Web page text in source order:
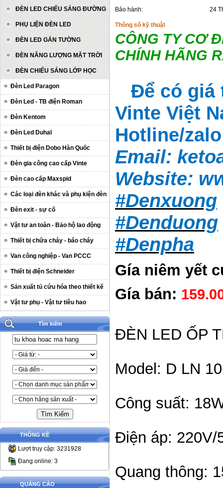
ĐÈN LED CHIẾU SÁNG ĐƯỜNG
PHỤ LIỆN ĐÈN LED
ĐÈN LED GẮN TƯỜNG
ĐÈN NĂNG LƯỢNG MẶT TRỜI
ĐÈN CHIẾU SÁNG LỚP HỌC
Đèn Led Paragon
Đèn Led - TB điện Roman
Đèn Kentom
Đèn Led Duhal
Thiết bị điện Dobo Hàn Quốc
Đèn gia công cao cấp Vinte
Đèn cao cấp Maxspid
Các loại đèn khác và phụ kiện đèn
Đèn exit - sự cố
Vật tư an toàn - Bảo hộ lao động
Thiết bị chữa cháy - báo cháy
Van công nghiệp - Van PCCC
Thiết bị điện Schneider
Sản xuất tủ cứu hóa theo thiết kế
Vật tư phụ - Vật tư tiêu hao
Tìm kiếm
THỐNG KÊ
Lượt truy cập: 3231928
Đang online: 3
QUẢNG CÁO
Bảo hành:
24
Thông số kỹ thuật
CÔNG TY CƠ
CHÍNH HÃNG
Để có giá
Vinte Việt
Hotline/
Email:
Website:
#Denxuong
#Denduong
#Denpha
Gía niêm yết
Gía bán: 159
ĐÈN LED ỐP
Model: D LN
Công suất:
Điện áp: 220V/
Quang thông: